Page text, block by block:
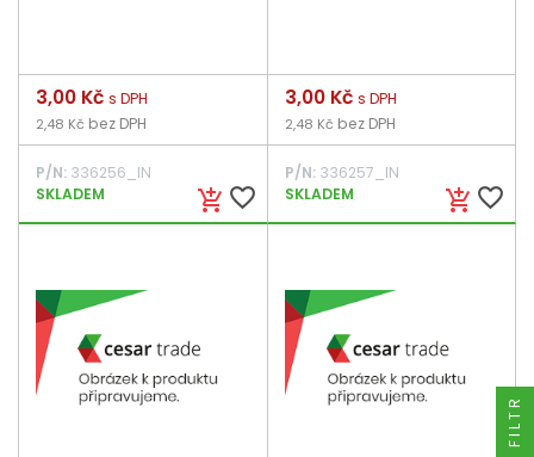
add_shopping_cart favorite_border
Cena
3,00 Kč s DPH
2,48 Kč bez DPH
P/N: 336256_IN
SKLADEM
add_shopping_cart favorite_border
Cena
3,00 Kč s DPH
2,48 Kč bez DPH
P/N:336257_IN
SKLADEM
FILTR